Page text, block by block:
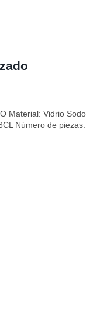
Material: Vidrio Sodo
Número de piezas: